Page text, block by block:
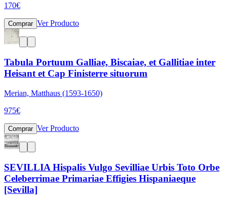
170€
Comprar Ver Producto
Tabula Portuum Galliae, Biscaiae, et Gallitiae inter
Heisant et Cap Finisterre situorum
Merian, Matthaus (1593-1650)
975€
Comprar Ver Producto
SEVILLIA Hispalis Vulgo Sevilliae Urbis Toto Orbe
Celeberrimae Primariae Effigies Hispaniaeque
[Sevilla]